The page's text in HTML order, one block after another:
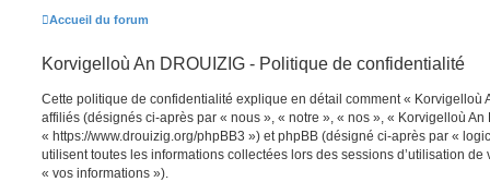
Accueil du forum
Korvigelloù An DROUIZIG - Politique de confidentialité
Cette politique de confidentialité explique en détail comment « Korvigelloù
affiliés (désignés ci-après par « nous », « notre », « nos », « Korvigelloù An
« https://www.drouizig.org/phpBB3 ») et phpBB (désigné ci-après par «
utilisent toutes les informations collectées lors des sessions d’utilisation
« vos informations »).